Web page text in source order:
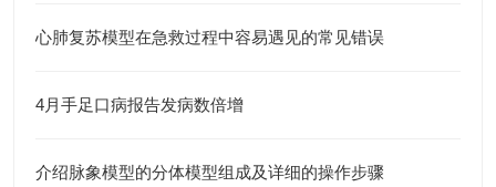
心肺复苏模型在急救过程中容易遇见的常见错误
4月手足口病报告发病数倍增
介绍脉象模型的分体模型组成及详细的操作步骤